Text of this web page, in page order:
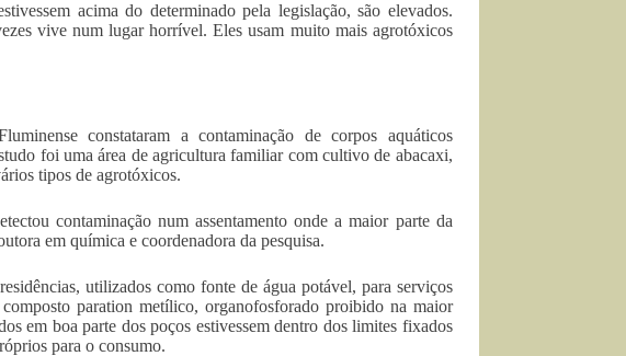
acima do determinado pela legislação, são elevados.
vive num lugar horrível. Eles usam muito mais agrotóxicos
constataram a contaminação de corpos aquáticos
foi uma área de agricultura familiar com cultivo de abacaxi,
tipos de agrotóxicos.
contaminação num assentamento onde a maior parte da
em química e coordenadora da pesquisa.
utilizados como fonte de água potável, para serviços
paration metílico, organofosforado proibido na maior
em boa parte dos poços estivessem dentro dos limites fixados
para o consumo.